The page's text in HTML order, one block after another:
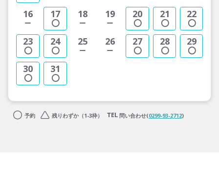
16 17 18 19 20 21 22
23 24 25 26 27 28 29
30 31
予約 残りわずか（1-3枠） 問い合わせ(0299-93-2712)